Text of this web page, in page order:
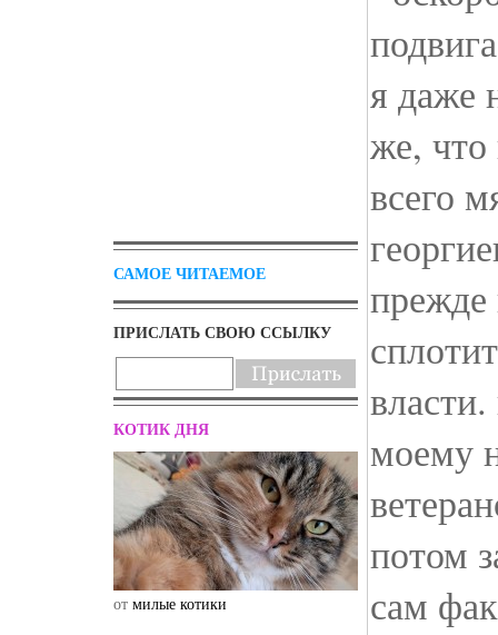
САМОЕ ЧИТАЕМОЕ
ПРИСЛАТЬ СВОЮ ССЫЛКУ
КОТИК ДНЯ
от милые котики от drunktwi
я даже
же, что
всего
прежде
моему
потом
сам